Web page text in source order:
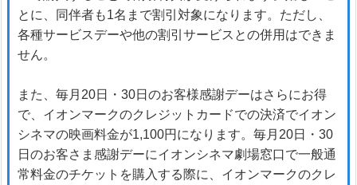
とに、同伴者も1名まで割引対象になります。ただし、
各種サービスデーや他の割引サービスとの併用はできま
せん。
また、毎月20日・30日のお客様感謝デーはさらにお得
で、イオンマークのクレジットカードでの決済でイオン
シネマの映画料金が1,100円になります。毎月20日・30
日のお客さま感謝デーにイオンシネマ劇場窓口で一般通
常料金のチケットを購入する際に、イオンマークのクレ